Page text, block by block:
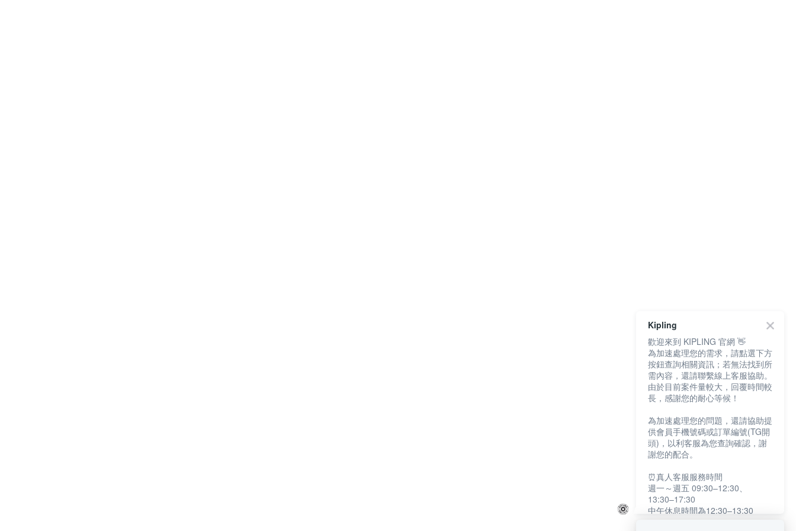
Kipling
歡迎來到 KIPLING 官網 👋
為加速處理您的需求，請點選下方
按鈕查詢相關資訊；若無法找到所
需內容，還請聯繫線上客服協助。
由於目前案件量較大，回覆時間較
長，感謝您的耐心等候！
為加速處理您的問題，還請協助提
供會員手機號碼或訂單編號(TG開
頭)，以利客服為您查詢確認，謝
謝您的配合。
⏰真人客服服務時間
週一～週五 09:30–12:30、
13:30–17:30
中午休息時間為12:30–13:30